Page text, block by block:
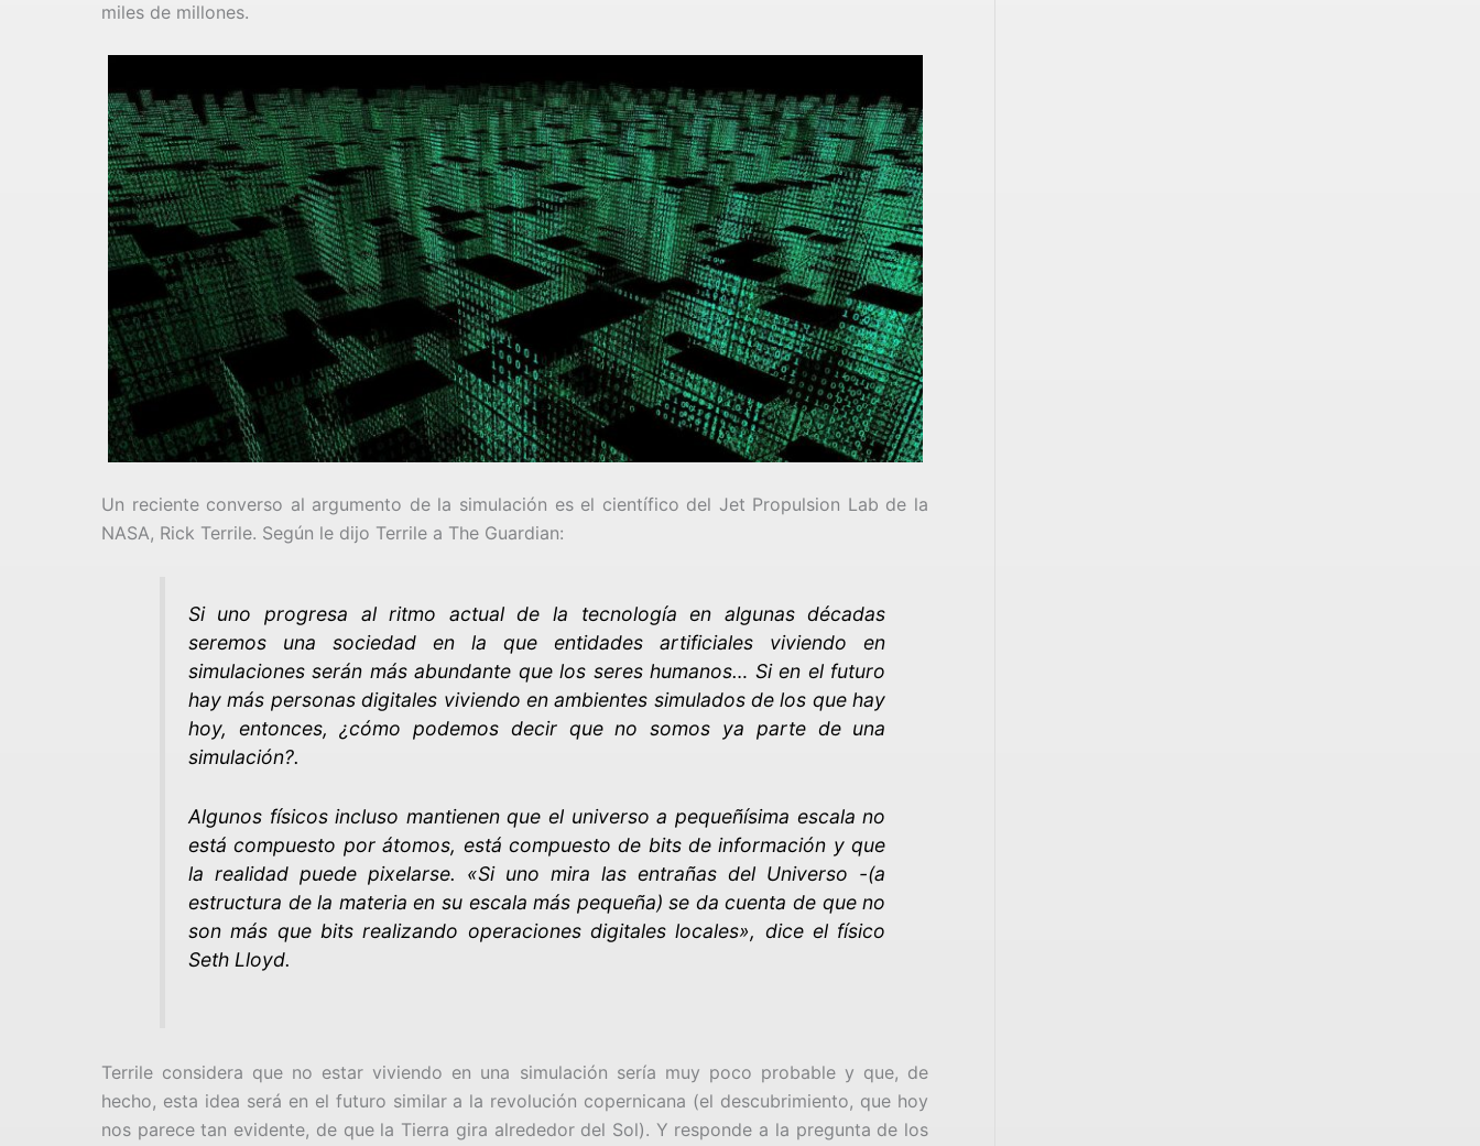
miles de millones.
Un reciente converso al argumento de la simulación es el científico del Jet Propulsion Lab de la
NASA, Rick Terrile. Según le dijo Terrile a The Guardian:
Si uno progresa al ritmo actual de la tecnología en algunas décadas
seremos una sociedad en la que entidades artificiales viviendo en
simulaciones serán más abundante que los seres humanos… Si en el futuro
hay más personas digitales viviendo en ambientes simulados de los que hay
hoy, entonces, ¿cómo podemos decir que no somos ya parte de una
simulación?.
Algunos físicos incluso mantienen que el universo a pequeñísima escala no
está compuesto por átomos, está compuesto de bits de información y que
la realidad puede pixelarse. «Si uno mira las entrañas del Universo -(a
estructura de la materia en su escala más pequeña) se da cuenta de que no
son más que bits realizando operaciones digitales locales», dice el físico
Seth Lloyd.
Terrile considera que no estar viviendo en una simulación sería muy poco probable y que, de
hecho, esta idea será en el futuro similar a la revolución copernicana (el descubrimiento, que hoy
nos parece tan evidente, de que la Tierra gira alrededor del Sol). Y responde a la pregunta de los